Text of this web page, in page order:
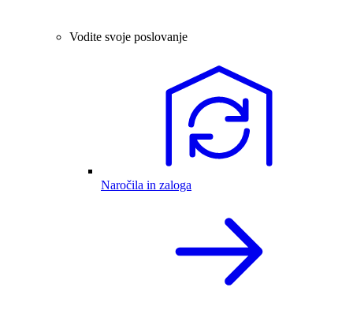
Vodite svoje poslovanje
Naročila in zaloga